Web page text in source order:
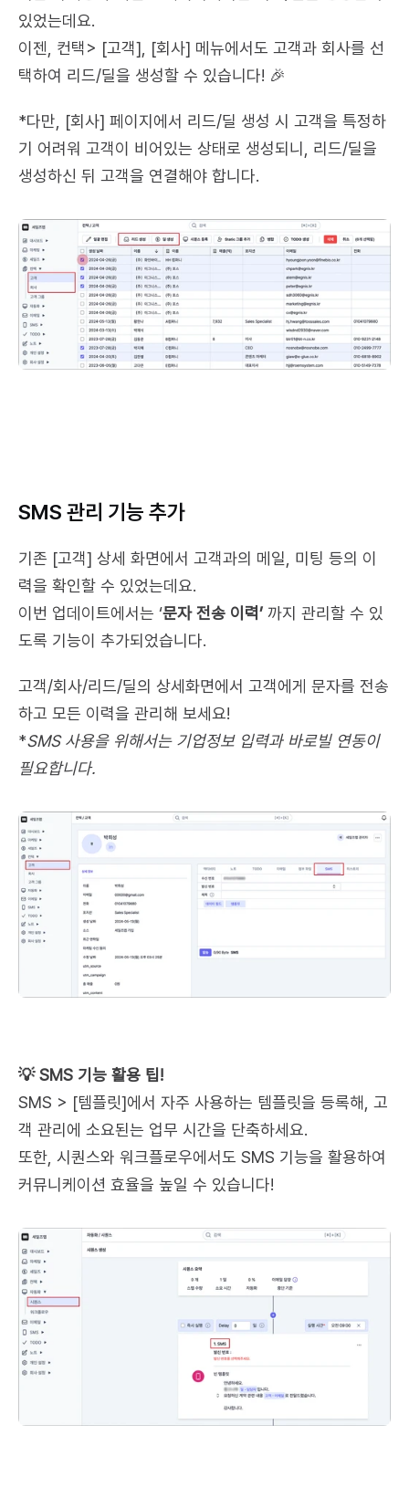
있었는데요.
이젠, 컨택> [고객], [회사] 메뉴에서도 고객과 회사를 선
택하여 리드/딜을 생성할 수 있습니다! 🎉
*다만, [회사] 페이지에서 리드/딜 생성 시 고객을 특정하
기 어려워 고객이 비어있는 상태로 생성되니, 리드/딜을
생성하신 뒤 고객을 연결해야 합니다.
SMS 관리 기능 추가
기존 [고객] 상세 화면에서 고객과의 메일, 미팅 등의 이
력을 확인할 수 있었는데요.
이번 업데이트에서는 ‘문자 전송 이력’ 까지 관리할 수 있
도록 기능이 추가되었습니다.
고객/회사/리드/딜의 상세화면에서 고객에게 문자를 전송
하고 모든 이력을 관리해 보세요!
*SMS 사용을 위해서는 기업정보 입력과 바로빌 연동이
필요합니다.
💡 SMS 기능 활용 팁!
SMS > [템플릿]에서 자주 사용하는 템플릿을 등록해, 고
객 관리에 소요된는 업무 시간을 단축하세요.
또한, 시퀀스와 워크플로우에서도 SMS 기능을 활용하여
커뮤니케이션 효율을 높일 수 있습니다!